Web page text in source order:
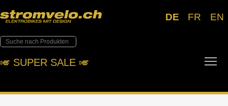
DE FR EN
🎺︎ SUPER SALE 🎺︎